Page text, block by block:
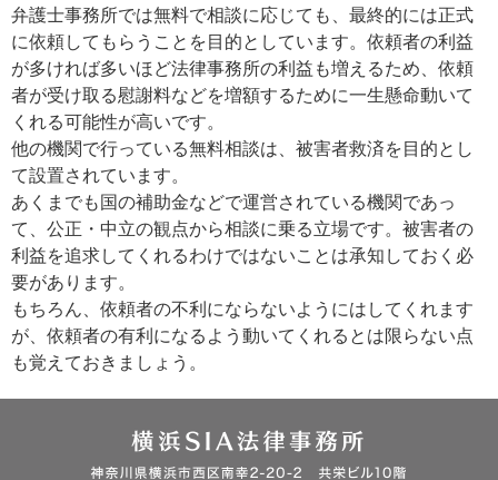
弁護士事務所では無料で相談に応じても、最終的には正式
に依頼してもらうことを目的としています。依頼者の利益
が多ければ多いほど法律事務所の利益も増えるため、依頼
者が受け取る慰謝料などを増額するために一生懸命動いて
くれる可能性が高いです。
他の機関で行っている無料相談は、被害者救済を目的とし
て設置されています。
あくまでも国の補助金などで運営されている機関であっ
て、公正・中立の観点から相談に乗る立場です。被害者の
利益を追求してくれるわけではないことは承知しておく必
要があります。
もちろん、依頼者の不利にならないようにはしてくれます
が、依頼者の有利になるよう動いてくれるとは限らない点
も覚えておきましょう。